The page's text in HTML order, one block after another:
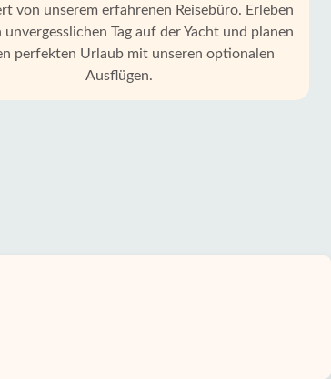
von unserem erfahrenen Reisebüro. Erleben
unvergesslichen Tag auf der Yacht und planen
perfekten Urlaub mit unseren optionalen
Ausflügen.